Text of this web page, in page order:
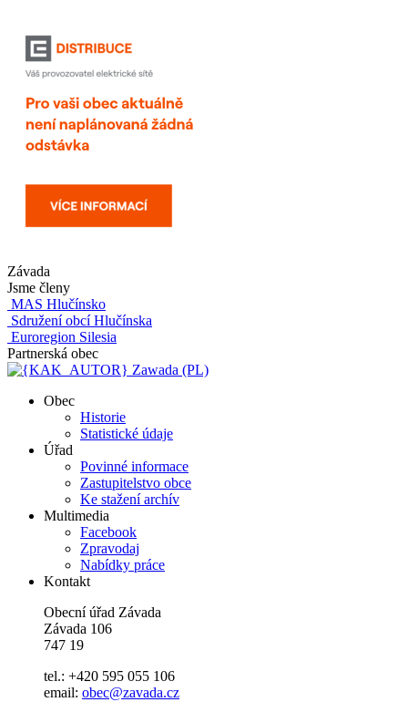
Závada
Jsme členy
MAS Hlučínsko
Sdružení obcí Hlučínska
Euroregion Silesia
Partnerská obec
Zawada (PL)
Obec
Historie
Statistické údaje
Úřad
Povinné informace
Zastupitelstvo obce
Ke stažení archív
Multimedia
Facebook
Zpravodaj
Nabídky práce
Kontakt
Obecní úřad Závada
Závada 106
747 19
tel.: +420 595 055 106
email: obec@zavada.cz